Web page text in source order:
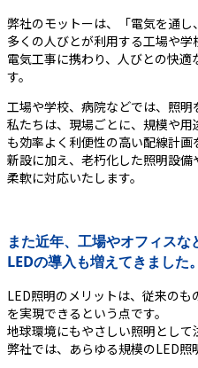
弊社のモットーは、「電気を通し
多くの人びとが利用する工場や
電気工事に携わり、人びとの快
す。
工場や学校、病院などでは、照明
私たちは、現場ごとに、規模や
も効率よく利便性の高い配線計画
新設に加え、老朽化した照明設
柔軟に対応いたします。
また近年、工場やオフィス
LEDの導入も増えてきました。
LED照明のメリットは、従来の
を実現できるという点です。
地球環境にもやさしい照明として
弊社では、あらゆる規模のLED照